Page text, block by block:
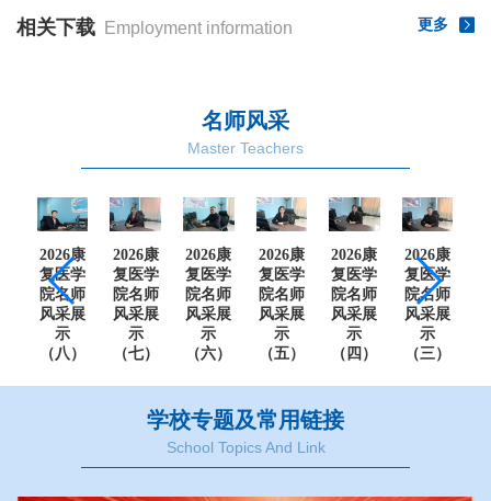
更多
相关下载 Employment information
名师风采
Master Teachers
2026康
复医学
院名师
风采展
示
（八）
2026康
复医学
院名师
风采展
示
（七）
2026康
复医学
院名师
风采展
示
（六）
2026康
复医学
院名师
风采展
示
（五）
2026康
复医学
院名师
风采展
示
（四）
2026康
复医学
院名师
风采展
示
（三）
学校专题及常用链接
School Topics And Link